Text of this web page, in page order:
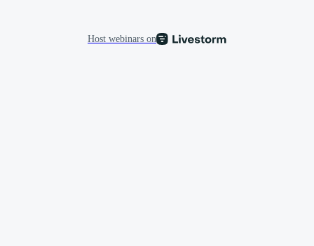
Host webinars on